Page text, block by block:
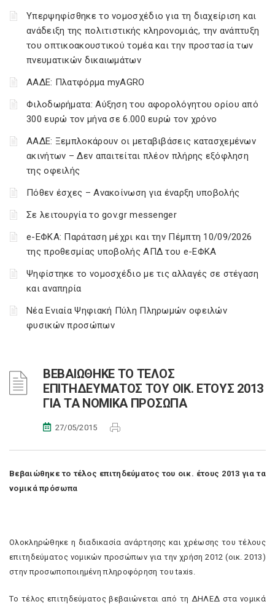
Υπερψηφίσθηκε το νομοσχέδιο για τη διαχείριση και
ανάδειξη της πολιτιστικής κληρονομιάς, την ανάπτυξη
του οπτικοακουστικού τομέα και την προστασία των
πνευματικών δικαιωμάτων
ΑΑΔΕ: Πλατφόρμα myAGRO
Φιλοδωρήματα: Αύξηση του αφορολόγητου ορίου από
300 ευρώ τον μήνα σε 6.000 ευρώ τον χρόνο
ΑΑΔΕ: Ξεμπλοκάρουν οι μεταβιβάσεις κατασχεμένων
ακινήτων – Δεν απαιτείται πλέον πλήρης εξόφληση
της οφειλής
Πόθεν έσχες – Ανακοίνωση για έναρξη υποβολής
Σε λειτουργία το gov.gr messenger
e-ΕΦΚΑ: Παράταση μέχρι και την Πέμπτη 10/09/2026
της προθεσμίας υποβολής ΑΠΔ του e-ΕΦΚΑ
Ψηφίστηκε το νομοσχέδιο με τις αλλαγές σε στέγαση
και αναπηρία
Νέα Ενιαία Ψηφιακή Πύλη Πληρωμών οφειλών
φυσικών προσώπων
ΒΕΒΑΙΩΘΗΚΕ ΤΟ ΤΕΛΟΣ
ΕΠΙΤΗΔΕΥΜΑΤΟΣ ΤΟΥ ΟΙΚ. ΕΤΟΥΣ 2013
ΓΙΑ ΤΑ ΝΟΜΙΚΑ ΠΡΟΣΩΠΑ
27/05/2015
Βεβαιώθηκε το τέλος επιτηδεύματος του οικ. έτους 2013 για τα
νομικά πρόσωπα
Ολοκληρώθηκε η διαδικασία ανάρτησης και χρέωσης του τέλους
επιτηδεύματος νομικών προσώπων για την χρήση 2012 (οικ. 2013)
στην προσωποποιημένη πληροφόρηση του taxis.
Tο τέλος επιτηδεύματος βεβαιώνεται από τη ΔΗΛΕΔ στα νομικά